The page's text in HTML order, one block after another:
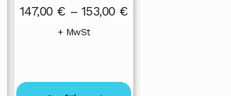
147,00 € – 153,00 €Preisspanne:
+ MwSt
auf
werden